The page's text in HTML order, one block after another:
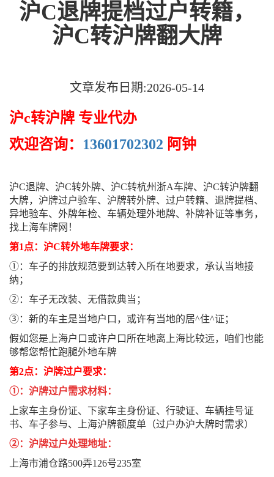
沪C退牌提档过户转籍，
沪C转沪牌翻大牌
文章发布日期:2026-05-14
沪c转沪牌 专业代办
欢迎咨询： 13601702302 阿钟
沪C退牌、沪C转外牌、沪C转杭州浙A车牌、沪C转沪牌翻
大牌，沪牌过户验车、沪牌转外牌、过户转籍、退牌提档、
异地验车、外牌年检、车辆处理外地牌、补牌补证等事务，
找上海车牌网！
第1点：沪C转外地车牌要求：
①：车子的排放规范要到达转入所在地要求，承认当地接
纳；
②：车子无改装、无借款典当；
③：新的车主是当地户口，或许有当地的居^住^证；
假如您是上海户口或许户口所在地离上海比较远，咱们也能
够帮您帮忙跑腿外地车牌
第2点：沪牌过户要求：
①：沪牌过户需求材料：
上家车主身份证、下家车主身份证、行驶证、车辆挂号证
书、车子参与、上海沪牌额度单（过户办沪大牌时需求）
②：沪牌过户处理地址：
上海市浦仓路500弄126号235室